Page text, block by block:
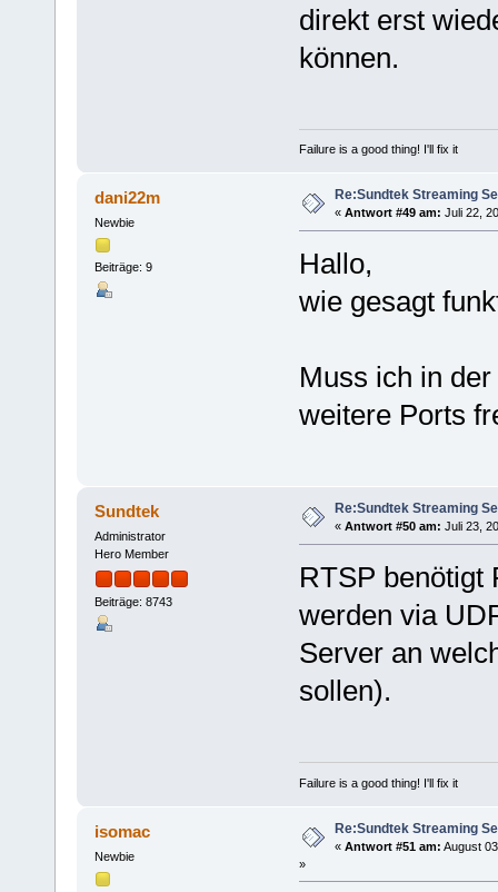
direkt erst
können.
Failure is a good thing! I'll fix it
dani22m
Newbie
Beiträge: 9
Re:Sundtek Streaming
« Antwort #49 am: Juli 22,
Hallo,
wie gesagt
Muss ich in
weitere Ports
Sundtek
Administrator
Hero Member
Beiträge: 8743
Re:Sundtek Streaming
« Antwort #50 am: Juli 23,
RTSP benötigt
werden via
Server an
sollen).
Failure is a good thing! I'll fix it
isomac
Newbie
Re:Sundtek Streaming
« Antwort #51 am: August
»